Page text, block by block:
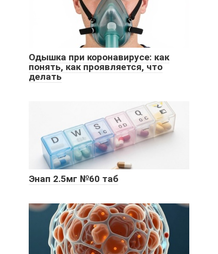
Одышка при коронавирусе: как
понять, как проявляется, что
делать
Энап 2.5мг №60 таб